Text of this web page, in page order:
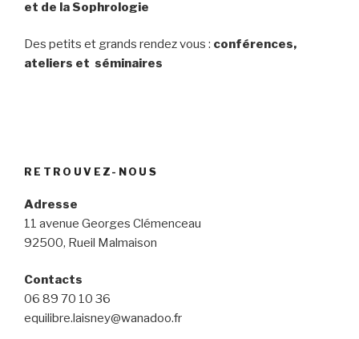
et de la Sophrologie
Des petits et grands rendez vous : conférences,
ateliers et séminaires
RETROUVEZ-NOUS
Adresse
11 avenue Georges Clémenceau
92500, Rueil Malmaison
Contacts
06 89 70 10 36
equilibre.laisney@wanadoo.fr